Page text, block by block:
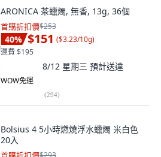
ARONICA 茶蠟燭, 無香, 13g, 36個
首購折扣價$253
40% $151 ($3.23/10g)
運費 $195
8/12 星期三 預計送達
WOW免運
(294)
Bolsius 4 5小時燃燒浮水蠟燭 米白色
20入
$293